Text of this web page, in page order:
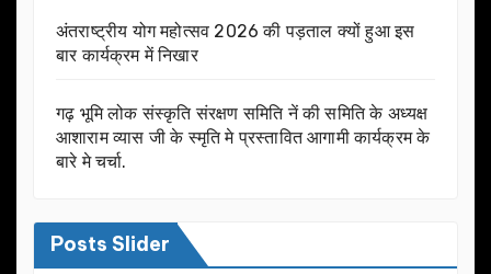
अंतराष्ट्रीय योग महोत्सव 2026 की पड़ताल क्यों हुआ इस
बार कार्यक्रम में निखार
गढ़ भूमि लोक संस्कृति संरक्षण समिति नें की समिति के अध्यक्ष
आशाराम व्यास जी के स्मृति मे प्रस्तावित आगामी कार्यक्रम के
बारे मे चर्चा.
Posts Slider